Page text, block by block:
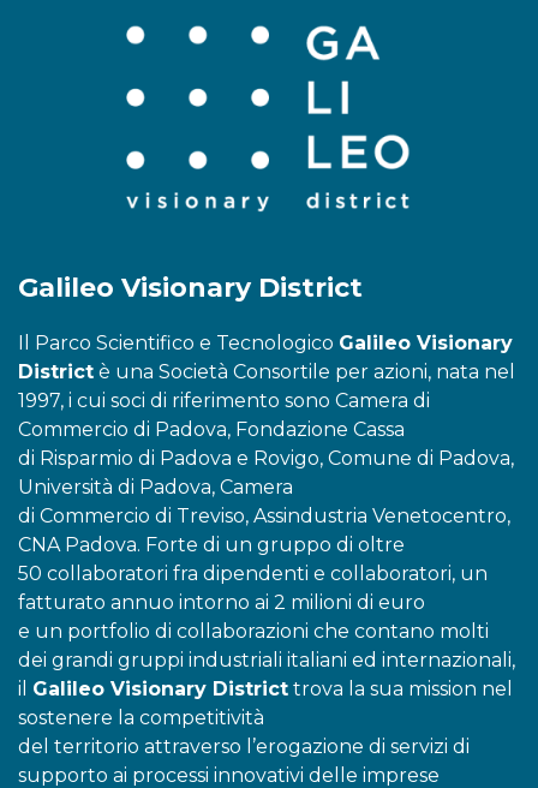
Galileo Visionary District
Il Parco Scientifico e Tecnologico Galileo Visionary
District è una Società Consortile per azioni, nata nel
1997, i cui soci di riferimento sono Camera di
Commercio di Padova, Fondazione Cassa
di Risparmio di Padova e Rovigo, Comune di Padova,
Università di Padova, Camera
di Commercio di Treviso, Assindustria Venetocentro,
CNA Padova. Forte di un gruppo di oltre
50 collaboratori fra dipendenti e collaboratori, un
fatturato annuo intorno ai 2 milioni di euro
e un portfolio di collaborazioni che contano molti
dei grandi gruppi industriali italiani ed internazionali,
il Galileo Visionary District trova la sua mission nel
sostenere la competitività
del territorio attraverso l’erogazione di servizi di
supporto ai processi innovativi delle imprese